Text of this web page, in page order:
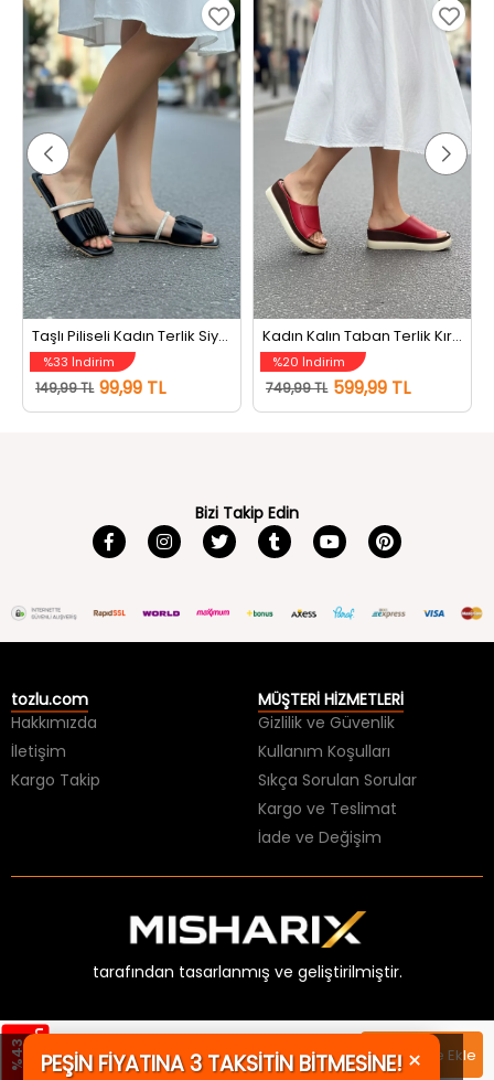
%
4
3
İ
n
d
i
r
im 349,99 TL
199,99 TL
Sepete Ekle
Taşlı Piliseli Kadın Terlik Siyah
%33 İndirim
149,99 TL 99,99 TL
Kadın Kalın Taban Terlik Kırmızı
%20 İndirim
749,99 TL 599,99 TL
Bizi Takip Edin
tozlu.com
Hakkımızda
İletişim
Kargo Takip
MÜŞTERİ HİZMETLERİ
Gizlilik ve Güvenlik
Kullanım Koşulları
Sıkça Sorulan Sorular
Kargo ve Teslimat
İade ve Değişim
tarafından tasarlanmış ve geliştirilmiştir.
×
PEŞİN FİYATINA 3 TAKSİTİN BİTMESİNE!